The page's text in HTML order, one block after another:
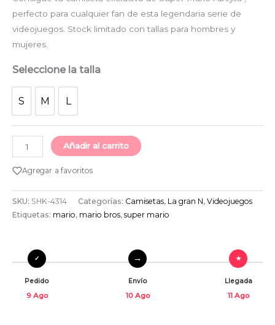
perfecto para cualquier fan de esta legendaria serie de
videojuegos. Stock limitado con tallas para hombres y
mujeres.
Seleccione la talla
S M L
Añadir al carrito
Agregar a favoritos
SKU: SHK-4314 Categorías: Camisetas, La gran N, Videojuegos
Etiquetas: mario, mario bros, super mario
Pedido
9 Ago
Envío
10 Ago
Llegada
11 Ago